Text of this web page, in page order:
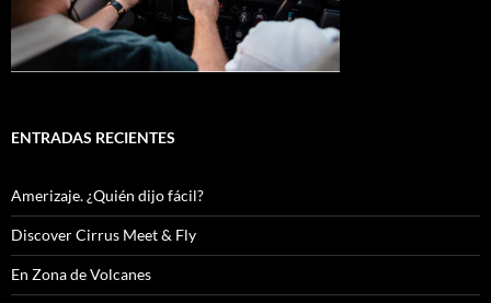
ENTRADAS RECIENTES
Amerizaje. ¿Quién dijo fácil?
Discover Cirrus Meet & Fly
En Zona de Volcanes